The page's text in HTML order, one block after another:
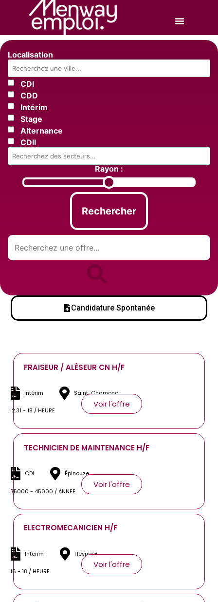
Localisation
CDI
CDD
Intérim
Stage
Alternance
CDII
Rayon :
Rechercher
Candidature Spontanée
FRAISEUR / ALÉSEUR CN H/F
Intérim Saint-Chamond
12.31 - 18 / HEURE
Voir l'offre
TECHNICIEN DE MAINTENANCE H/F
CDI Épinouze
35000 - 45000 / ANNEE
Voir l'offre
ELECTROMECANICIEN H/F
Intérim Heyrieux
16 - 18 / HEURE
Voir l'offre